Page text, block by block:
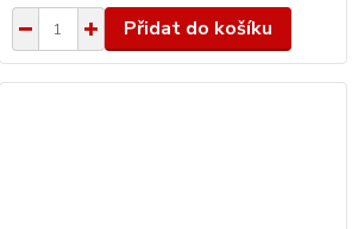
Přidat do košíku